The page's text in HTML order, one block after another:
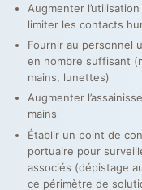
Augmenter
limiter les contacts
Fournir au personnel
en nombre suffisant
mains, lunettes)
Augmenter
mains
Établir un point de
portuaire pour
associés (dépistage
ce périmètre de